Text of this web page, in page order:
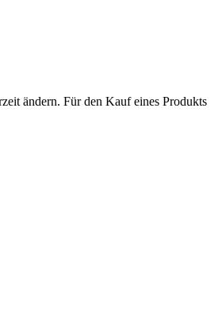
ändern. Für den Kauf eines Produkts